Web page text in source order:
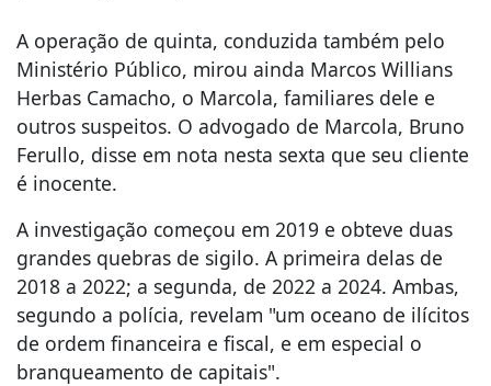
A operação de quinta, conduzida também pelo
Ministério Público, mirou ainda Marcos Willians
Herbas Camacho, o Marcola, familiares dele e
outros suspeitos. O advogado de Marcola, Bruno
Ferullo, disse em nota nesta sexta que seu cliente
é inocente.
A investigação começou em 2019 e obteve duas
grandes quebras de sigilo. A primeira delas de
2018 a 2022; a segunda, de 2022 a 2024. Ambas,
segundo a polícia, revelam "um oceano de ilícitos
de ordem financeira e fiscal, e em especial o
branqueamento de capitais".